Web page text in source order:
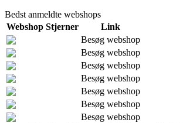
Bedst anmeldte webshops
Webshop Stjerner
Link
Besøg webshop
Besøg webshop
Besøg webshop
Besøg webshop
Besøg webshop
Besøg webshop
Besøg webshop